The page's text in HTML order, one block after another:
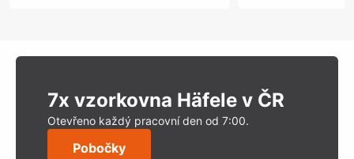
7x vzorkovna Häfele v ČR
Otevřeno každý pracovní den od 7:00.
Pobočky